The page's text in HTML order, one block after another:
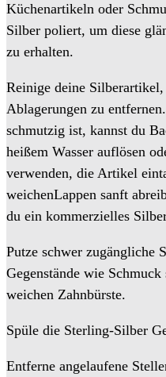
Küchenartikeln oder
Silber poliert, um diese
zu erhalten.
Reinige deine
Ablagerungen zu
schmutzig ist, kannst du
heißem Wasser auflösen
verwenden, die Artikel
weichenLappen sanft
du ein kommerzielles
Putze schwer zugängliche
Gegenstände wie
weichen Zahnbürste.
Spüle die Sterling-Silber
Entferne angelaufene